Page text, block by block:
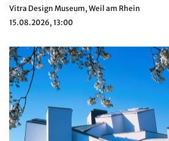
Vitra Design Museum, Weil am Rhein
15.08.2026, 13:00